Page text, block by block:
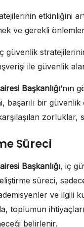
etkinliğini
ve gerekli
güvenlik
ile güvenlik
Başkanlığı‘nın
başarılı bir
Süreci
Başkanlığı, iç
süreci,
ve ilgili
toplumun
belirlenir.